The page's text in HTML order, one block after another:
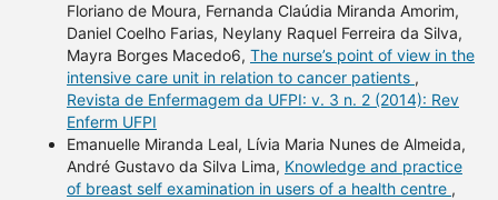
Floriano de Moura, Fernanda Claúdia Miranda Amorim,
Daniel Coelho Farias, Neylany Raquel Ferreira da Silva,
Mayra Borges Macedo6, The nurse’s point of view in the
intensive care unit in relation to cancer patients ,
Revista de Enfermagem da UFPI: v. 3 n. 2 (2014): Rev
Enferm UFPI
Emanuelle Miranda Leal, Lívia Maria Nunes de Almeida,
André Gustavo da Silva Lima, Knowledge and practice
of breast self examination in users of a health centre ,